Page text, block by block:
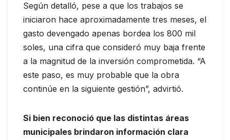
Según detalló, pese a que los trabajos se
iniciaron hace aproximadamente tres meses, el
gasto devengado apenas bordea los 800 mil
soles, una cifra que consideró muy baja frente
a la magnitud de la inversión comprometida. “A
este paso, es muy probable que la obra
continúe en la siguiente gestión”, advirtió.
Si bien reconoció que las distintas áreas
municipales brindaron información clara